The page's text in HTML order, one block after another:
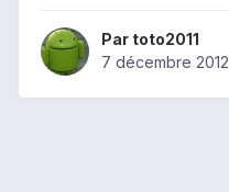
Par toto2011
7 décembre 2012